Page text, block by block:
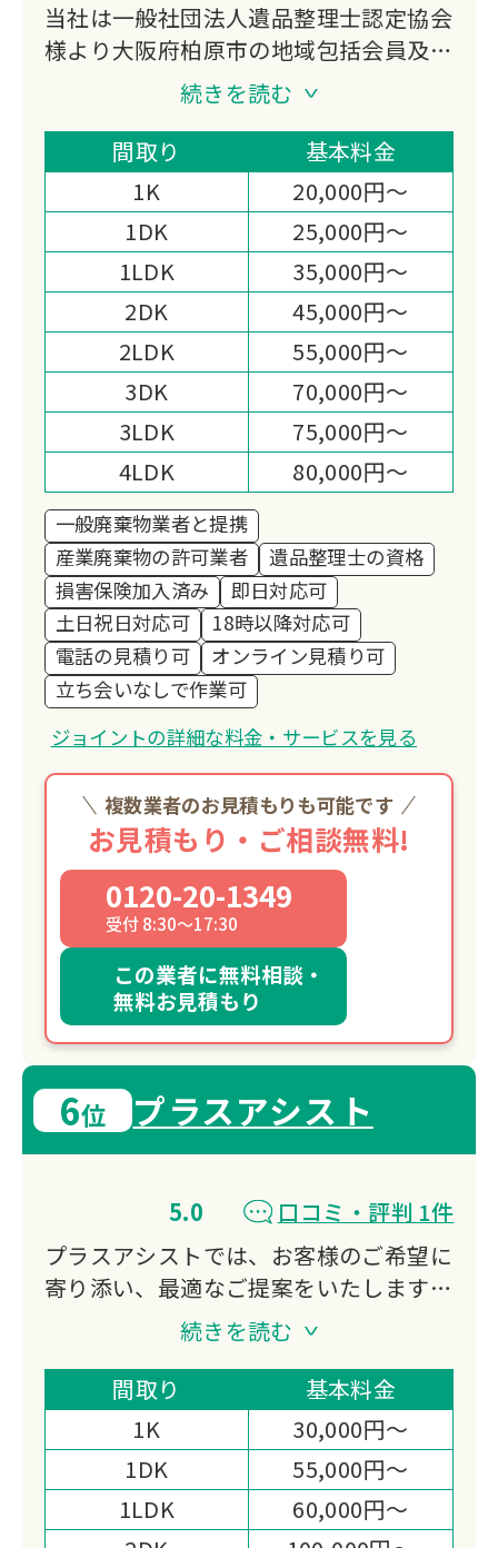
当社は一般社団法人遺品整理士認定協会
様より大阪府柏原市の地域包括会員及び
優良企業認定を授与しており、近畿全域
での遺品整理・生前整理ならジョイント
にお任せください！
お家・オフィス・店舗・倉庫などで出た
1点からの不用品・粗大ごみや遺品整
理・生前整理・ゴミ屋敷・特殊清掃など
様々なお困りごとに対応しています。
弊社はお客様の心配事やお困りごとを解
決できるサービスを心がけています！
「ジョイントに頼んで良かった」とご満
足いただけるようにお客様のニーズに合
わせて対応いたします。
お見積りご相談は完全無料です！
他社との相見積もりも対応させて頂きま
す！
続きを読む
間取り
基本料金
1K
20,000円～
1DK
25,000円～
1LDK
35,000円～
2DK
45,000円～
2LDK
55,000円～
3DK
70,000円～
3LDK
75,000円～
4LDK
80,000円～
一般廃棄物業者と提携
産業廃棄物の許可業者
遺品整理士の資格
損害保険加入済み
即日対応可
土日祝日対応可
18時以降対応可
電話の見積り可
オンライン見積り可
立ち会いなしで作業可
ジョイントの詳細な料金・サービスを見る
複数業者のお見積もりも可能です
お見積もり・ご相談無料!
0120-20-1349
受付 8:30～17:30
この業者に無料相談・
無料お見積もり
6位 プラスアシスト
5.0
口コミ・評判 1件
プラスアシストでは、お客様のご希望に
寄り添い、最適なご提案をいたしますの
で安心してご依頼いただくことが可能で
電話1本で最短即日対応！不用品1点か
ら1軒丸ごとまで幅広く対応いたしま
す。
見積り、作業当日までスピーディーかつ
丁寧なサービスでこれまで数多くのお客
続きを読む
間取り
基本料金
1K
30,000円～
1DK
55,000円～
1LDK
60,000円～